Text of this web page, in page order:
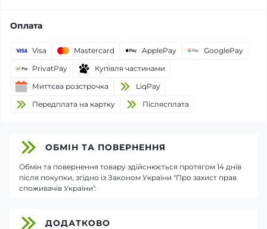
Оплата
Visa Mastercard ApplePay
GooglePay
PrivatPay
Купівля частинами
Миттєва розстрочка
LiqPay
Передплата на картку
Пiслясплата
ОБМІН ТА ПОВЕРНЕННЯ
Обмін та повернення товару здійснюється протягом 14 днів
після покупки, згідно із Законом України "Про захист прав
споживачів України".
ДОДАТКОВО